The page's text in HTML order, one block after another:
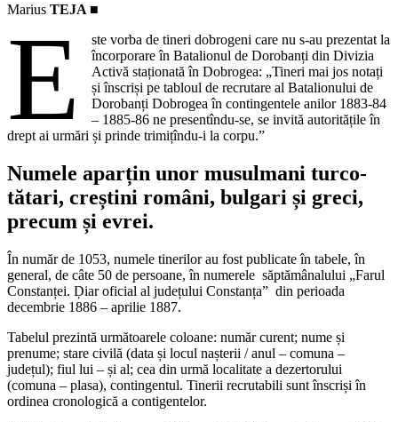
Marius TEJA ■
E
ste vorba de tineri dobrogeni care nu s-au prezentat la
încorporare în Batalionul de Dorobanți din Divizia
Activă staționată în Dobrogea: „Tineri mai jos notați
și înscriși pe tabloul de recrutare al Batalionului de
Dorobanți Dobrogea în contingentele anilor 1883-84
– 1885-86 ne presentîndu-se, se invită autoritățile în
drept ai urmări și prinde trimițîndu-i la corpu.”
Numele aparțin unor musulmani turco-
tătari, creștini români, bulgari și greci,
precum și evrei.
În număr de 1053, numele tinerilor au fost publicate în tabele, în
general, de câte 50 de persoane, în numerele săptămânalului „Farul
Constanței. Ḑiar oficial al județului Constanța” din perioada
decembrie 1886 – aprilie 1887.
Tabelul prezintă următoarele coloane: număr curent; nume și
prenume; stare civilă (data și locul nașterii / anul – comuna –
județul); fiul lui – și al; cea din urmă localitate a dezertorului
(comuna – plasa), contingentul. Tinerii recrutabili sunt înscriși în
ordinea cronologică a contigentelor.